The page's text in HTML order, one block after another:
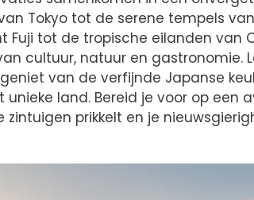
Tokyo tot de serene tempels
Fuji tot de tropische eilanden van
cultuur, natuur en gastronomie.
van de verfijnde Japanse
land. Bereid je voor op een
zintuigen prikkelt en je